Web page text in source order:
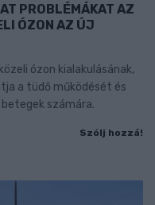
PROBLÉMÁKAT AZ
ÓZON AZ ÚJ
ózon kialakulásának,
a tüdő működését és
számára.
Szólj hozzá!